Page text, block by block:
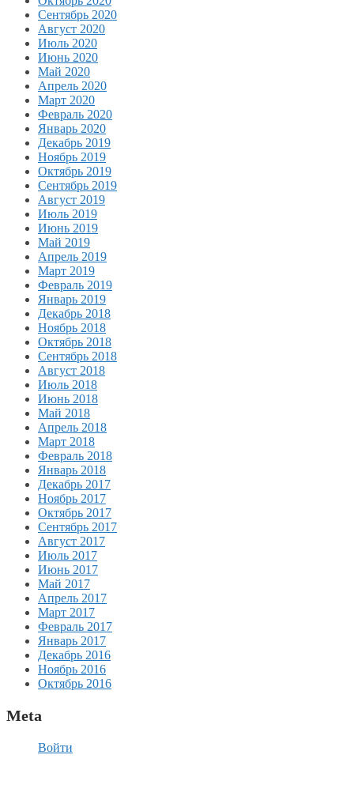
Сентябрь 2020
Август 2020
Июль 2020
Июнь 2020
Май 2020
Апрель 2020
Март 2020
Февраль 2020
Январь 2020
Декабрь 2019
Ноябрь 2019
Октябрь 2019
Сентябрь 2019
Август 2019
Июль 2019
Июнь 2019
Май 2019
Апрель 2019
Март 2019
Февраль 2019
Январь 2019
Декабрь 2018
Ноябрь 2018
Октябрь 2018
Сентябрь 2018
Август 2018
Июль 2018
Июнь 2018
Май 2018
Апрель 2018
Март 2018
Февраль 2018
Январь 2018
Декабрь 2017
Ноябрь 2017
Октябрь 2017
Сентябрь 2017
Август 2017
Июль 2017
Июнь 2017
Май 2017
Апрель 2017
Март 2017
Февраль 2017
Январь 2017
Декабрь 2016
Ноябрь 2016
Октябрь 2016
Meta
Войти